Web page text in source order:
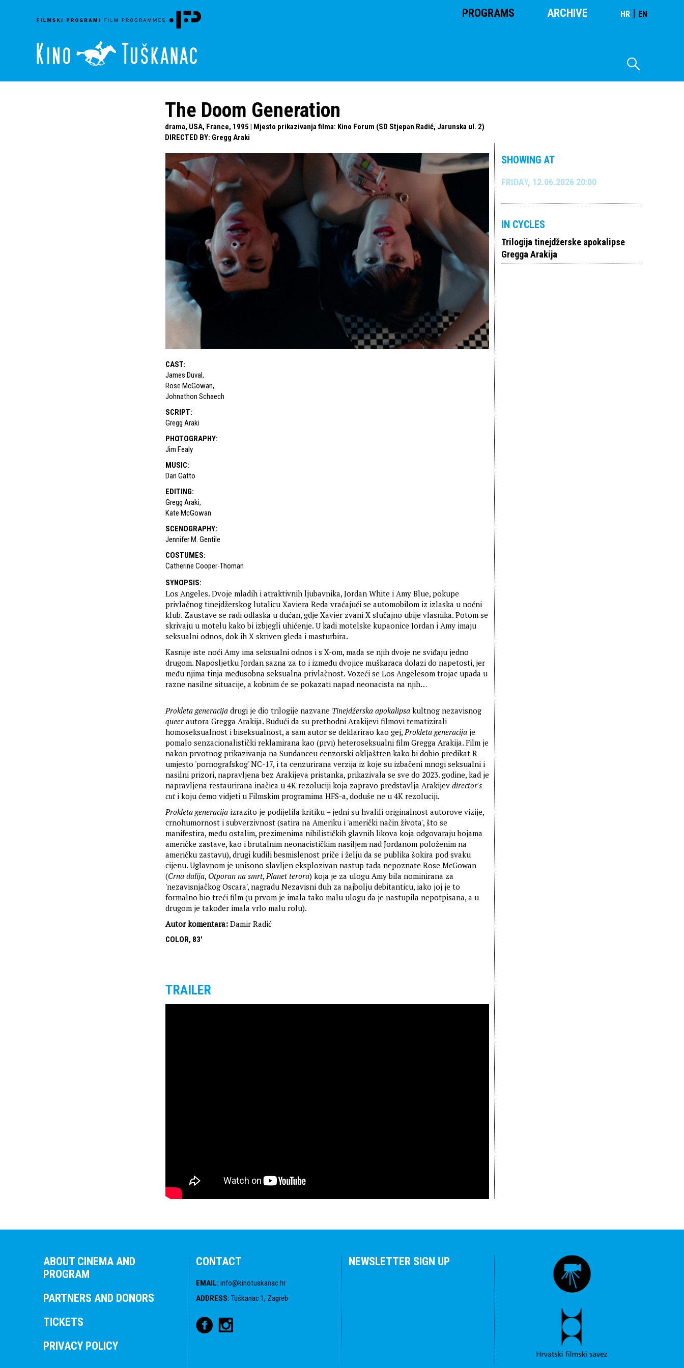
PROGRAMS ARCHIVE HR | EN
The Doom Generation
drama, USA, France, 1995 | Mjesto prikazivanja filma: Kino Forum (SD Stjepan Radić, Jarunska ul. 2)
DIRECTED BY: Gregg Araki
CAST:
James Duval,
Rose McGowan,
Johnathon Schaech
SCRIPT:
Gregg Araki
PHOTOGRAPHY:
Jim Fealy
MUSIC:
Dan Gatto
EDITING:
Gregg Araki,
Kate McGowan
SCENOGRAPHY:
Jennifer M. Gentile
COSTUMES:
Catherine Cooper-Thoman
SYNOPSIS:
Los Angeles. Dvoje mladih i atraktivnih ljubavnika, Jordan White i Amy Blue, pokupe
privlačnog tinejdžerskog lutalicu Xaviera Reda vraćajući se automobilom iz izlaska u noćni
klub. Zaustave se radi odlaska u dućan, gdje Xavier zvani X slučajno ubije vlasnika. Potom se
skrivaju u motelu kako bi izbjegli uhićenje. U kadi motelske kupaonice Jordan i Amy imaju
seksualni odnos, dok ih X skriven gleda i masturbira.
Kasnije iste noći Amy ima seksualni odnos i s X-om, mada se njih dvoje ne sviđaju jedno
drugom. Naposljetku Jordan sazna za to i između dvojice muškaraca dolazi do napetosti, jer
među njima tinja međusobna seksualna privlačnost. Vozeći se Los Angelesom trojac upada u
razne nasilne situacije, a kobnim će se pokazati napad neonacista na njih…
Prokleta generacija drugi je dio trilogije nazvane Tinejdžerska apokalipsa kultnog nezavisnog
queerautora Gregga Arakija. Budući da su prethodni Arakijevi filmovi tematizirali
homoseksualnost i biseksualnost, a sam autor se deklarirao kao gej,Prokleta generacija je
pomalo senzacionalistički reklamirana kao (prvi) heteroseksualni film Gregga Arakija. Film je
nakon prvotnog prikazivanja na Sundanceu cenzorski okljaštren kako bi dobio predikat R
umjesto 'pornografskog' NC-17, i ta cenzurirana verzija iz koje su izbačeni mnogi seksualni i
nasilni prizori, napravljena bez Arakijeva pristanka, prikazivala se sve do 2023. godine, kad je
napravljena restaurirana inačica u 4K rezoluciji koja zapravo predstavlja Arakijev director's
cuti koju ćemo vidjeti u Filmskim programima HFS-a, doduše ne u 4K rezoluciji.
Prokleta generacija izrazito je podijelila kritiku – jedni su hvalili originalnost autorove vizije,
crnohumornost i subverzivnost (satira na Ameriku i 'američki način života', što se
manifestira, među ostalim, prezimenima nihilističkih glavnih likova koja odgovaraju bojama
američke zastave, kao i brutalnim neonacističkim nasiljem nad Jordanom položenim na
američku zastavu), drugi kudili besmislenost priče i želju da se publika šokira pod svaku
cijenu. Uglavnom je unisono slavljen eksplozivan nastup tada nepoznate Rose McGowan
(Crna dalija, Otporan na smrt,Planet terora) koja je za ulogu Amy bila nominirana za
'nezavisnjačkog Oscara', nagradu Nezavisni duh za najbolju debitanticu, iako joj je to
formalno bio treći film (u prvom je imala tako malu ulogu da je nastupila nepotpisana, a u
drugom je također imala vrlo malu rolu).
Autor komentara: Damir Radić
COLOR, 83'
TRAILER
SHOWING AT
FRIDAY, 12.06.2026 20:00
IN CYCLES
Trilogija tinejdžerske apokalipse
Gregga Arakija
ABOUT CINEMA AND
PROGRAM
PARTNERS AND DONORS
TICKETS
PRIVACY POLICY
CONTACT
EMAIL: info@kinotuskanac.hr
ADDRESS: Tuškanac 1, Zagreb
NEWSLETTER SIGN UP